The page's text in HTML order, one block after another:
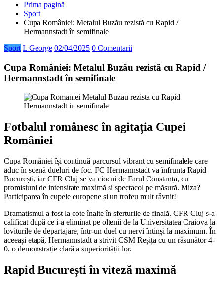
Prima pagină
Sport
Cupa României: Metalul Buzău rezistă cu Rapid /
Hermannstadt în semifinale
Sport L George 02/04/2025 0 Comentarii
Cupa României: Metalul Buzău rezistă cu Rapid /
Hermannstadt în semifinale
Fotbalul românesc în agitația Cupei
României
Cupa României își continuă parcursul vibrant cu semifinalele care
aduc în scenă dueluri de foc. FC Hermannstadt va înfrunta Rapid
București, iar CFR Cluj se va ciocni de Farul Constanța, cu
promisiuni de intensitate maximă și spectacol pe măsură. Miza?
Participarea în cupele europene și un trofeu mult râvnit!
Dramatismul a fost la cote înalte în sferturile de finală. CFR Cluj s-a
calificat după ce i-a eliminat pe oltenii de la Universitatea Craiova la
loviturile de departajare, într-un duel cu nervi întinși la maximum. În
aceeași etapă, Hermannstadt a strivit CSM Reșița cu un răsunător 4-
0, o demonstrație clară a superiorității lor.
Rapid București în viteză maximă